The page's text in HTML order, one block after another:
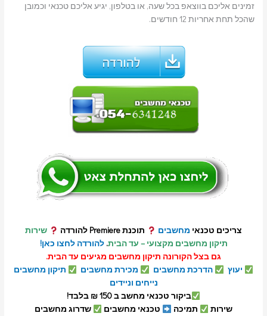
זמינים אליכם בווצאפ בכל שעה, או בטלפון, יגיע אליכם טכנאי וכמובן
שהכל תחת אחריות 12 חודשים.
צריכים טכנאי מחשבים תוכנת Premiere להורדה
שירות
תיקון מחשבים מקצועי – עד הבית.להורדה לחצו כאן!
גם בצל הקורונה תיקון מחשבים מגיעים עד הבית.
יעוץ
הדרכת מחשבים מכירת מחשבים
תיקון מחשבים
נייחים וניידים
ביקור טכנאי מחשב ב 150 ₪ בלבד!
שירות
תמיכה טכנאי מחשבים
שדרוג מחשבים